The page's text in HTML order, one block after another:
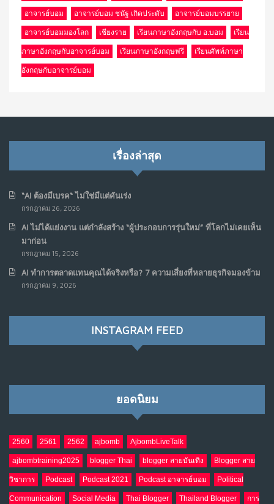
อาจารย์บอม อาจารย์บอม ชนัฐ เกิดประดับ อาจารย์บอมบรรยาย
อาจารย์บอมมองโลก เชียงราย เรียนภาษาอังกฤษกับ อ.บอม เรียน
ภาษาอังกฤษกับอาจารย์บอม เรียนภาษาอังกฤษฟรี เรียนศัพท์ภาษา
อังกฤษกับอาจารย์บอม
เรื่องล่าสุด
“AI ต้องมีเบรค“ ไม่ใช่มีแต่คันเร่ง
กรกฎาคม 26, 2026
AI ไม่ได้แย่งงาน แต่กำลังสร้าง “ผู้ประกอบการรุ่นใหม่” ที่โลกไม่เคยเห็น
มาก่อน
กรกฎาคม 15, 2026
AI ทำการตลาดแทนคุณได้จริงหรือ? 7 ความเสี่ยงที่หลายธุรกิจมองข้าม
กรกฎาคม 9, 2026
INSTAGRAM FEED
ยอดนิยม
2560 2561 2562 ajbomb AjbombLiveTalk
ajbombtraining2025 blogger Thai blogger สายบันเทิง Blogger สาย
วิชาการ Podcast Podcast 2021 Podcast อาจารย์บอม Political
Communication Social Media Thai Blogger Thailand Blogger การ